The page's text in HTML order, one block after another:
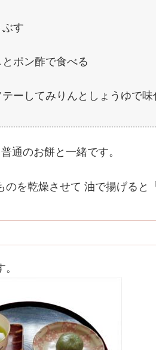
ぶす
とポン酢で食べる
テーしてみりんとしょうゆで
通のお餅と一緒です。
のを乾燥させて 油で揚げると